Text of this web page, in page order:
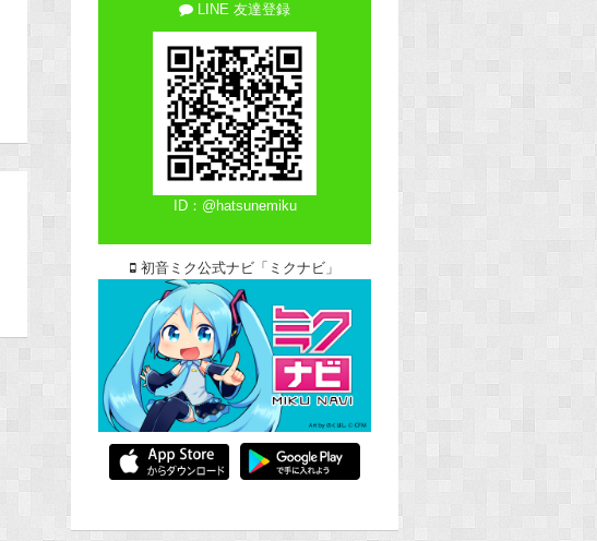
LINE 友達登録
ID：@hatsunemiku
初音ミク公式ナビ「ミクナビ」